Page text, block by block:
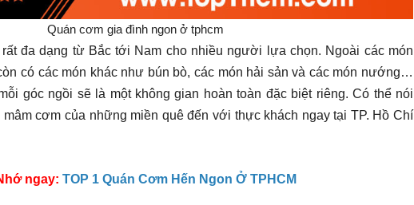
Quán cơm gia đình ngon ở tphcm
đa dạng từ Bắc tới Nam cho nhiều người lựa chọn. Ngoài các món
có các món khác như bún bò, các món hải sản và các món nướng…
góc ngồi sẽ là một không gian hoàn toàn đặc biệt riêng. Có thể nói
cơm của những miền quê đến với thực khách ngay tại TP. Hồ Chí
ngay: TOP 1 Quán Cơm Hến Ngon Ở TPHCM